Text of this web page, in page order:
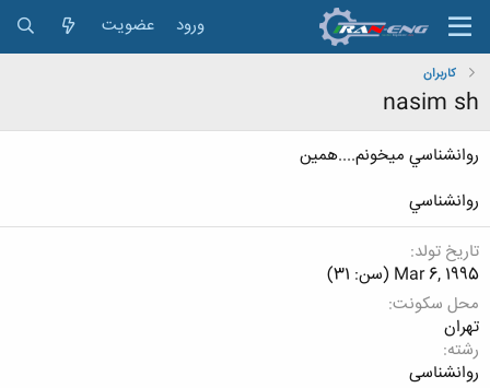
ورود عضویت
کاربران
nasim sh
روانشناسي ميخونم....همين
روانشناسي
تاریخ تولد
Mar 6, 1995 (سن: 31)
محل سکونت
تهران
رشته
روانشناسی